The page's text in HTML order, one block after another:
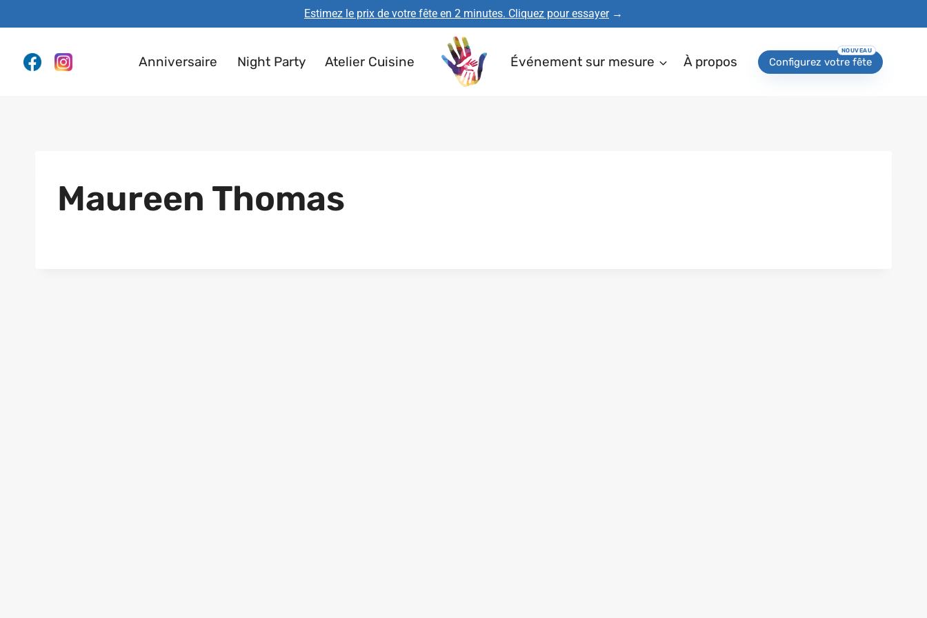
au
contenu
Estimez le prix de votre fête en 2 minutes. Cliquez pour essayer→
Anniversaire Night Party Atelier Cuisine Événement sur mesure À propos Configurez votre fête
Maureen Thomas